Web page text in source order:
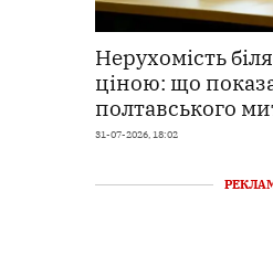
Нерухомість
ціною: що
полтавського
31-07-2026, 18:02